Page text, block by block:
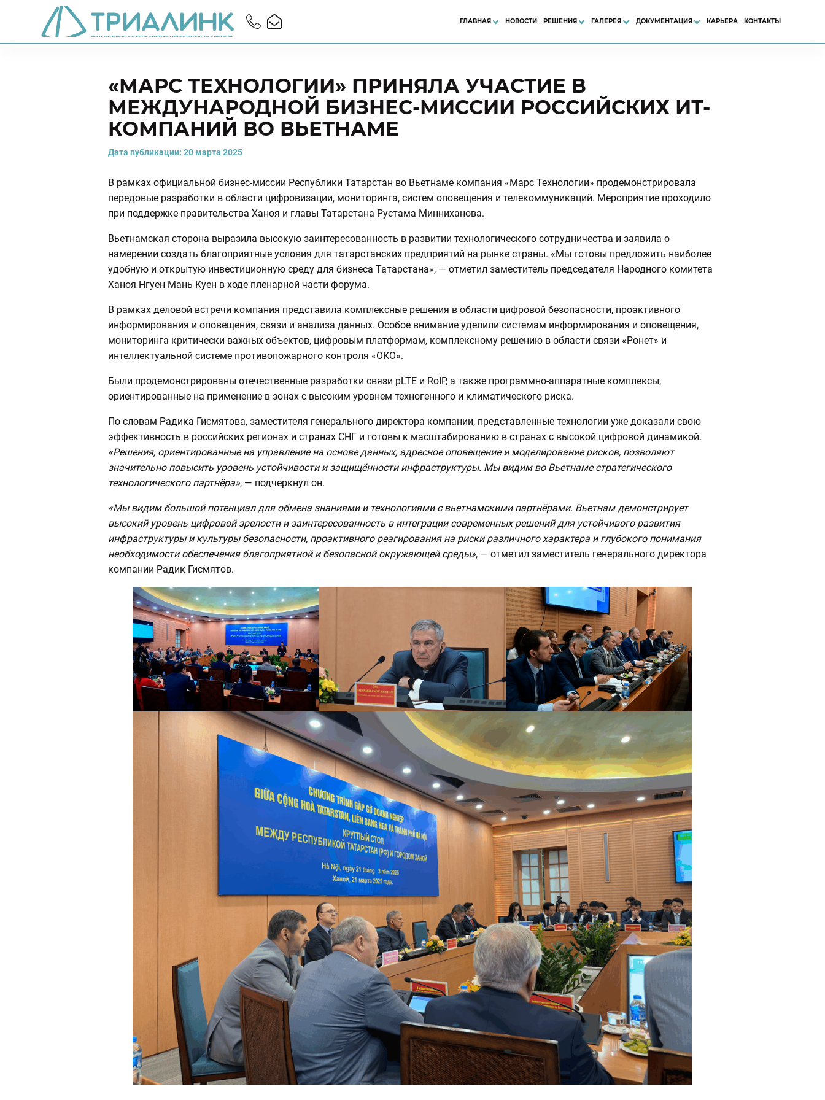
ГЛАВНАЯ НОВОСТИ РЕШЕНИЯ ГАЛЕРЕЯ ДОКУМЕНТАЦИЯ КАРЬЕРА КОНТАКТЫ
«МАРС ТЕХНОЛОГИИ» ПРИНЯЛА УЧАСТИЕ В
МЕЖДУНАРОДНОЙ БИЗНЕС-МИССИИ РОССИЙСКИХ ИТ-
КОМПАНИЙ ВО ВЬЕТНАМЕ
Дата публикации: 20 марта 2025
В рамках официальной бизнес-миссии Республики Татарстан во Вьетнаме компания «Марс Технологии» продемонстрировала
передовые разработки в области цифровизации, мониторинга, систем оповещения и телекоммуникаций. Мероприятие проходило
при поддержке правительства Ханоя и главы Татарстана Рустама Минниханова.
Вьетнамская сторона выразила высокую заинтересованность в развитии технологического сотрудничества и заявила о
намерении создать благоприятные условия для татарстанских предприятий на рынке страны. «Мы готовы предложить наиболее
удобную и открытую инвестиционную среду для бизнеса Татарстана», — отметил заместитель председателя Народного комитета
Ханоя Нгуен Мань Куен в ходе пленарной части форума.
В рамках деловой встречи компания представила комплексные решения в области цифровой безопасности, проактивного
информирования и оповещения, связи и анализа данных. Особое внимание уделили системам информирования и оповещения,
мониторинга критически важных объектов, цифровым платформам, комплексному решению в области связи «Ронет» и
интеллектуальной системе противопожарного контроля «ОКО».
Были продемонстрированы отечественные разработки связи pLTE и RoIP, а также программно-аппаратные комплексы,
ориентированные на применение в зонах с высоким уровнем техногенного и климатического риска.
По словам Радика Гисмятова, заместителя генерального директора компании, представленные технологии уже доказали свою
эффективность в российских регионах и странах СНГ и готовы к масштабированию в странах с высокой цифровой динамикой.
«Решения, ориентированные на управление на основе данных, адресное оповещение и моделирование рисков, позволяют
значительно повысить уровень устойчивости и защищённости инфраструктуры. Мы видим во Вьетнаме стратегического
технологического партнёра», — подчеркнул он.
«Мы видим большой потенциал для обмена знаниями и технологиями с вьетнамскими партнёрами. Вьетнам демонстрирует
высокий уровень цифровой зрелости и заинтересованность в интеграции современных решений для устойчивого развития
инфраструктуры и культуры безопасности, проактивного реагирования на риски различного характера и глубокого понимания
необходимости обеспечения благоприятной и безопасной окружающей среды», — отметил заместитель генерального директора
компании Радик Гисмятов.